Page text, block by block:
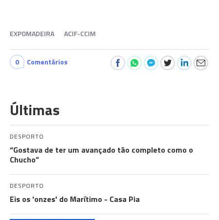
EXPOMADEIRA ACIF-CCIM
0 Comentários
Últimas
DESPORTO
“Gostava de ter um avançado tão completo como o
Chucho”
DESPORTO
Eis os 'onzes' do Marítimo - Casa Pia